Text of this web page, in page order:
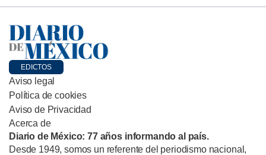
EDICTOS
Aviso legal
Política de cookies
Aviso de Privacidad
Acerca de
Diario de México: 77 años informando al país.
Desde 1949, somos un referente del periodismo nacional,